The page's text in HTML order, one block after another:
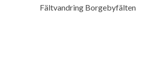
Fältvandring Borgebyfälten